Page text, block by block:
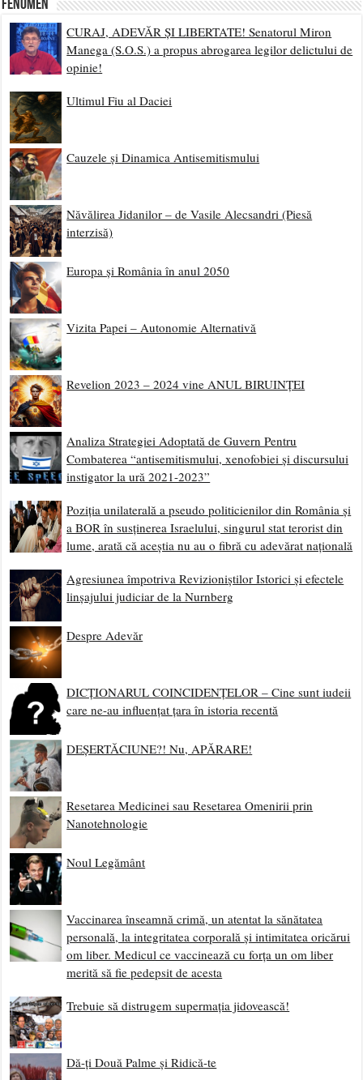
Fenomen
CURAJ, ADEVĂR ȘI LIBERTATE! Senatorul Miron
Manega (S.O.S.) a propus abrogarea legilor delictului de
opinie!
Ultimul Fiu al Daciei
Cauzele și Dinamica Antisemitismului
Năvălirea Jidanilor – de Vasile Alecsandri (Piesă
interzisă)
Europa și România în anul 2050
Vizita Papei – Autonomie Alternativă
Revelion 2023 – 2024 vine ANUL BIRUINȚEI
Analiza Strategiei Adoptată de Guvern Pentru
Combaterea “antisemitismului, xenofobiei și discursului
instigator la ură 2021-2023”
Poziția unilaterală a pseudo politicienilor din România și
a BOR în susținerea Israelului, singurul stat terorist din
lume, arată că aceștia nu au o fibră cu adevărat națională
Agresiunea împotriva Revizioniștilor Istorici și efectele
linșajului judiciar de la Nurnberg
Despre Adevăr
DICȚIONARUL COINCIDENȚELOR – Cine sunt iudeii
care ne-au influențat țara în istoria recentă
DEȘERTĂCIUNE?! Nu, APĂRARE!
Resetarea Medicinei sau Resetarea Omenirii prin
Nanotehnologie
Noul Legământ
Vaccinarea înseamnă crimă, un atentat la sănătatea
personală, la integritatea corporală și intimitatea oricărui
om liber. Medicul ce vaccinează cu forța un om liber
merită să fie pedepsit de acesta
Trebuie să distrugem supermația jidovească!
Dă-ți Două Palme și Ridică-te